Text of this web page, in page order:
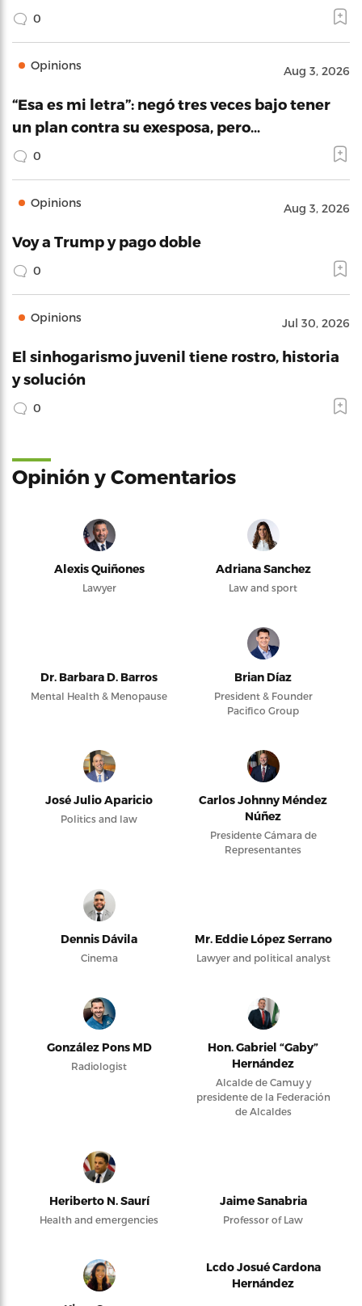
0
Opinions Aug 3, 2026
“Esa es mi letra”: negó tres veces bajo tener
un plan contra su exesposa, pero…
0
Opinions Aug 3, 2026
Voy a Trump y pago doble
0
Opinions Jul 30, 2026
El sinhogarismo juvenil tiene rostro, historia
y solución
0
Opinión y Comentarios
Alexis Quiñones
Lawyer
Adriana Sanchez
Law and sport
Dr. Barbara D. Barros
Mental Health & Menopause
Brian Díaz
President & Founder
Pacifico Group
José Julio Aparicio
Politics and law
Carlos Johnny Méndez
Núñez
Presidente Cámara de
Representantes
Dennis Dávila
Cinema
Mr. Eddie López Serrano
Lawyer and political analyst
González Pons MD
Radiologist
Hon. Gabriel “Gaby”
Hernández
Alcalde de Camuy y
presidente de la Federación
de Alcaldes
Heriberto N. Saurí
Health and emergencies
Jaime Sanabria
Professor of Law
Lcdo Josué Cardona
Hernández